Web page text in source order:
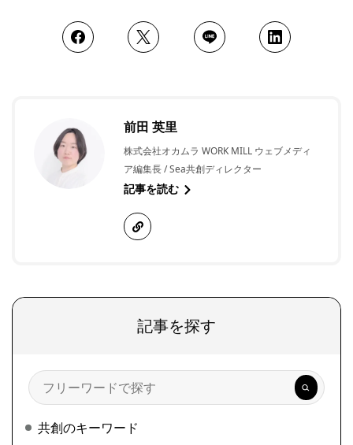
前田 英里
株式会社オカムラ WORK MILL ウェブメディ
ア編集長 / Sea共創ディレクター
記事を読む
記事を探す
検
索
共創のキーワード